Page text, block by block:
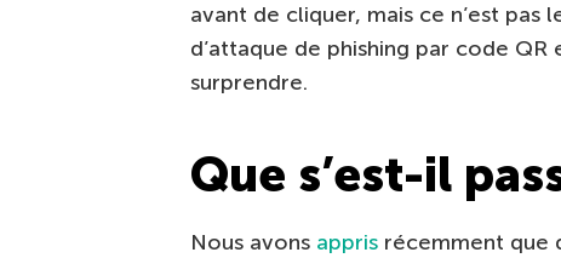
avant de cliquer, mais ce n’est pas
d’attaque de phishing par code
surprendre.
Que s’est-il
Nous avons appris récemment que